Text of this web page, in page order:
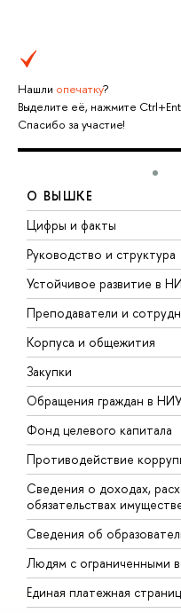
Нашли опечатку?
Выделите её, нажмите
Спасибо за участие!
О ВЫШКЕ
Цифры и факты
Руководство и структура
Устойчивое развитие в
Преподаватели и
Корпуса и общежития
Закупки
Обращения граждан в
Фонд целевого капитала
Противодействие
Сведения о доходах,
обязательствах
Сведения об
Людям с ограниченными
Единая платежная